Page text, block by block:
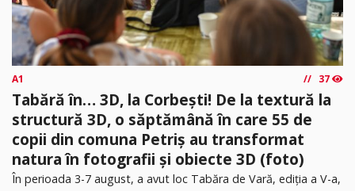
A1 37
Tabără în… 3D, la Corbești! De la textură la
structură 3D, o săptămână în care 55 de
copii din comuna Petriș au transformat
natura în fotografii și obiecte 3D (foto)
În perioada 3-7 august, a avut loc Tabăra de Vară, ediția a V-a,